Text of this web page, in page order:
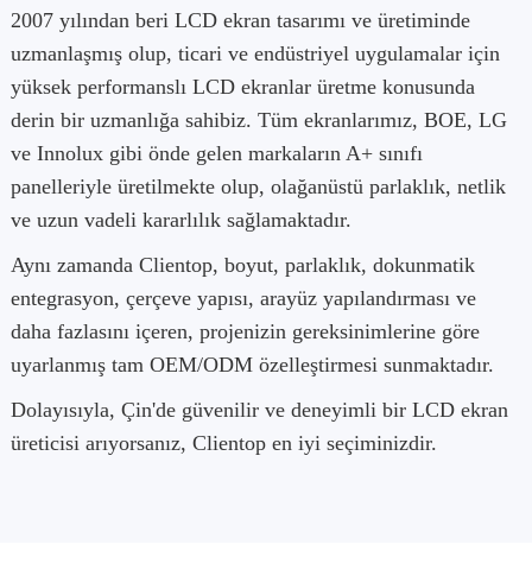
2007 yılından beri LCD ekran tasarımı ve üretiminde
uzmanlaşmış olup, ticari ve endüstriyel uygulamalar için
yüksek performanslı LCD ekranlar üretme konusunda
derin bir uzmanlığa sahibiz. Tüm ekranlarımız, BOE, LG
ve Innolux gibi önde gelen markaların A+ sınıfı
panelleriyle üretilmekte olup, olağanüstü parlaklık, netlik
ve uzun vadeli kararlılık sağlamaktadır.
Aynı zamanda Clientop, boyut, parlaklık, dokunmatik
entegrasyon, çerçeve yapısı, arayüz yapılandırması ve
daha fazlasını içeren, projenizin gereksinimlerine göre
uyarlanmış tam OEM/ODM özelleştirmesi sunmaktadır.
Dolayısıyla, Çin'de güvenilir ve deneyimli bir LCD ekran
üreticisi arıyorsanız, Clientop en iyi seçiminizdir.